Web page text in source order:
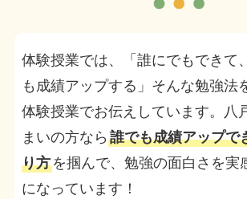
体験授業では、「誰にでもできて
も成績アップする」そんな勉強法
体験授業でお伝えしています。八
まいの方なら 誰でも成績アップで
り方を掴んで、勉強の面白さを実
になっています！